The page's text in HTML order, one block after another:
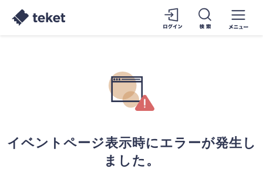
イベントページ表示時にエラーが発生し
ました。